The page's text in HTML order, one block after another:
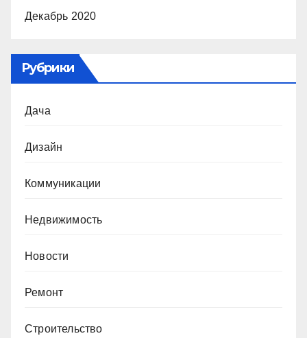
Декабрь 2020
Рубрики
Дача
Дизайн
Коммуникации
Недвижимость
Новости
Ремонт
Строительство